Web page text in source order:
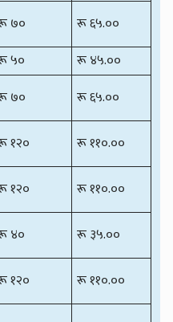
७०
रू ६५.००
५०
रू ४५.००
७०
रू ६५.००
१२०
रू ११०.००
१२०
रू ११०.००
४०
रू ३५.००
१२०
रू ११०.००